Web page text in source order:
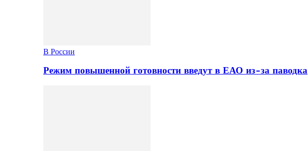
В России
Режим повышенной готовности введут в ЕАО из-за паводка